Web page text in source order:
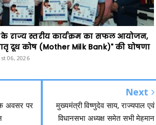
के राज्य स्तरीय कार्यक्रम का सफल आयोजन,
दूध कोष (Mother Milk Bank)" की घोषणा
06, 2026
अवसर पर
Next
मुख्यमंत्री विष्णुदेव साय, राज्यपाल एवं
विधानसभा अध्यक्ष समेत सभी मेहमान